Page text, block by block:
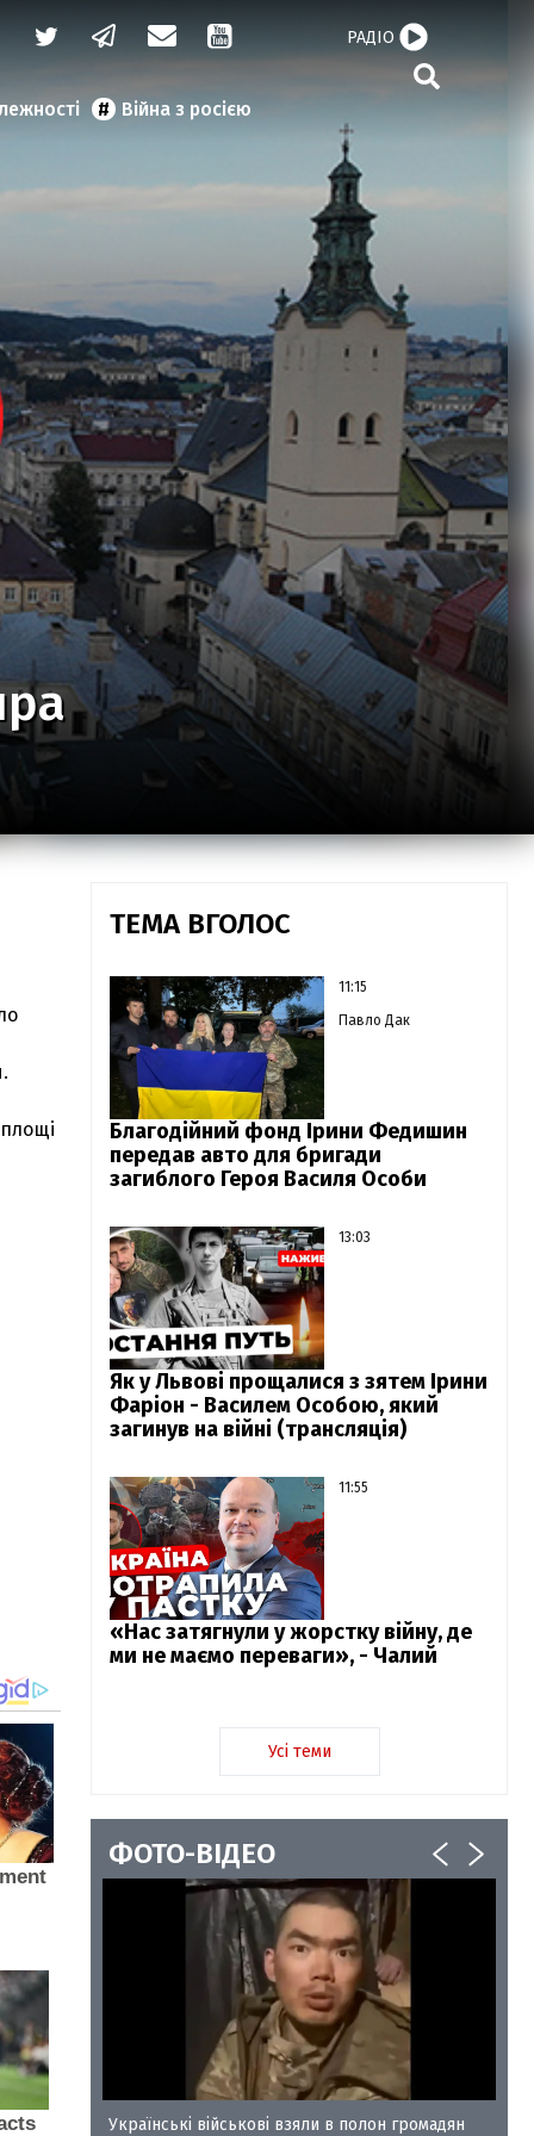
Війна з росією
РАДІО
ТЕМА ВГОЛОС
11:15
Павло Дак
Благодійний фонд Ірини Федишин
передав авто для бригади
загиблого Героя Василя Особи
13:03
Як у Львові прощалися з зятем Ірини
Фаріон - Василем Особою, який
загинув на війні (трансляція)
11:55
«Нас затягнули у жорстку війну, де
ми не маємо переваги», - Чалий
Усі теми
ФОТО-ВІДЕО
35
Українські військові взяли в полон громадян